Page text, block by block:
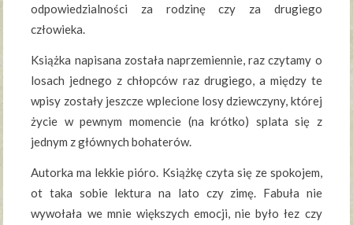
odpowiedzialności za rodzinę czy za drugiego
człowieka.
Książka napisana została naprzemiennie, raz czytamy o
losach jednego z chłopców raz drugiego, a między te
wpisy zostały jeszcze wplecione losy dziewczyny, której
życie w pewnym momencie (na krótko) splata się z
jednym z głównych bohaterów.
Autorka ma lekkie pióro. Książkę czyta się ze spokojem,
ot taka sobie lektura na lato czy zimę. Fabuła nie
wywołała we mnie większych emocji, nie było łez czy